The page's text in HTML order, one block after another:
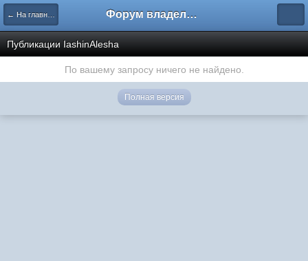
← На главную Форум владельцев интернет-магазинов
Публикации IashinAlesha
По вашему запросу ничего не найдено.
Полная версия